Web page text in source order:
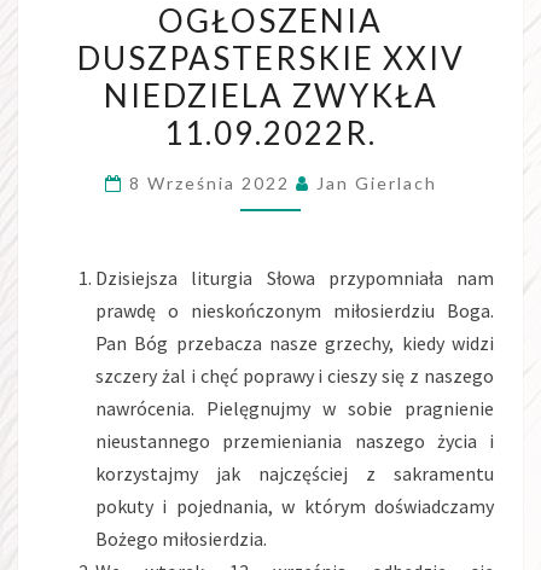
DUSZPASTERSKIE
XXIV
NIEDZIELA
ZWYKŁA
OGŁOSZENIA
DUSZPASTERSKIE XXIV
NIEDZIELA ZWYKŁA
11.09.2022R.
8 Września 2022 Jan Gierlach
Dzisiejsza liturgia Słowa przypomniała nam
prawdę o nieskończonym miłosierdziu Boga.
Pan Bóg przebacza nasze grzechy, kiedy widzi
szczery żal i chęć poprawy i cieszy się z naszego
nawrócenia. Pielęgnujmy w sobie pragnienie
nieustannego przemieniania naszego życia i
korzystajmy jak najczęściej z sakramentu
pokuty i pojednania, w którym doświadczamy
Bożego miłosierdzia.